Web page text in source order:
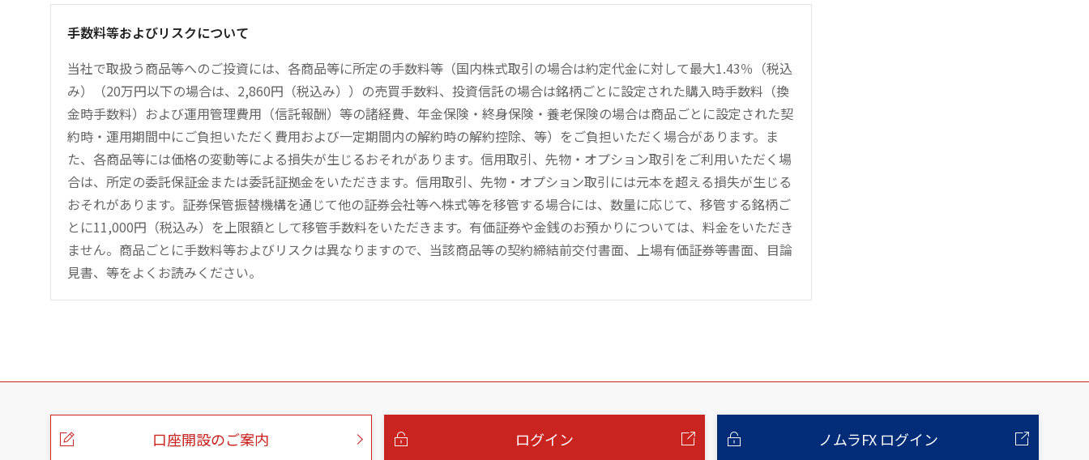
手数料等およびリスクについて
当社で取扱う商品等へのご投資には、各商品等に所定の手数料等（国内株式取引の場合は約定代金に対して最大1.43％（税込
み）（20万円以下の場合は、2,860円（税込み））の売買手数料、投資信託の場合は銘柄ごとに設定された購入時手数料（換
金時手数料）および運用管理費用（信託報酬）等の諸経費、年金保険・終身保険・養老保険の場合は商品ごとに設定された契
約時・運用期間中にご負担いただく費用および一定期間内の解約時の解約控除、等）をご負担いただく場合があります。ま
た、各商品等には価格の変動等による損失が生じるおそれがあります。信用取引、先物・オプション取引をご利用いただく場
合は、所定の委託保証金または委託証拠金をいただきます。信用取引、先物・オプション取引には元本を超える損失が生じる
おそれがあります。証券保管振替機構を通じて他の証券会社等へ株式等を移管する場合には、数量に応じて、移管する銘柄ご
とに11,000円（税込み）を上限額として移管手数料をいただきます。有価証券や金銭のお預かりについては、料金をいただき
ません。商品ごとに手数料等およびリスクは異なりますので、当該商品等の契約締結前交付書面、上場有価証券等書面、目論
見書、等をよくお読みください。
こ
口座開設のご案内 ログイン ノムラFX ログイン